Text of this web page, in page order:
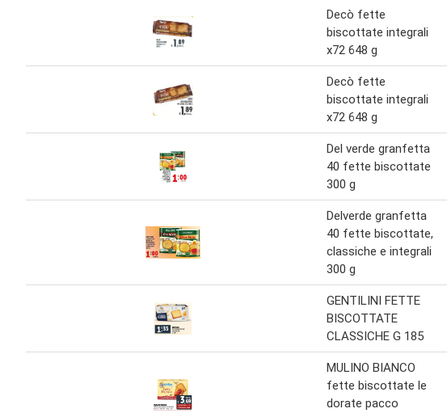
Decò fette
biscottate integrali
x72 648 g
Decò fette
biscottate integrali
x72 648 g
Del verde granfetta
40 fette biscottate
300 g
Delverde granfetta
40 fette biscottate,
classiche e integrali
300 g
GENTILINI FETTE
BISCOTTATE
CLASSICHE G 185
MULINO BIANCO
fette biscottate le
dorate pacco